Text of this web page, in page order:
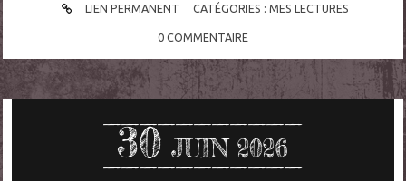
LIEN PERMANENT CATÉGORIES :MES LECTURES
0 COMMENTAIRE
30 JUIN 2026